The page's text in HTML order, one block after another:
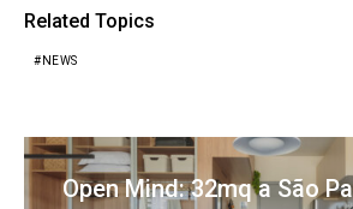
Related Topics
NEWS
Open Mind: 32mq a São